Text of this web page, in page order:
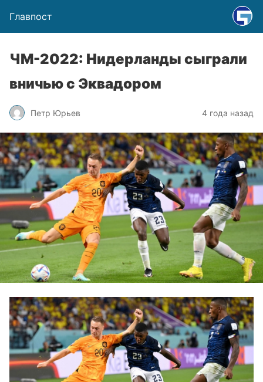
Главпост
ЧМ-2022: Нидерланды сыграли
вничью с Эквадором
Петр Юрьев 4 года назад